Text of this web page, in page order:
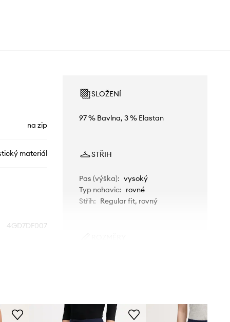
na zip
materiál
4GD7DF007
SLOŽENÍ
97 % Bavlna, 3 % Elastan
STŘIH
Pas (výška): vysoký
Typ nohavic: rovné
Střih: Regular fit, rovný
Doporučujeme zvolit si o číslo menší
velikost, než běžně nosíte.